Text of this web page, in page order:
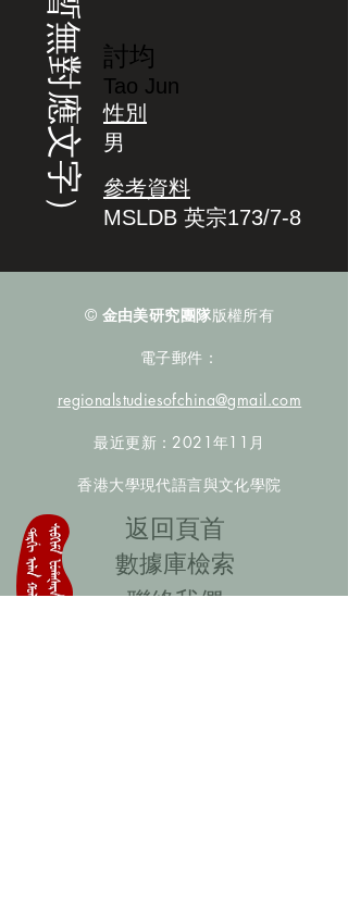
（暫無對應文字） 討均
Tao Jun
性別
男
參考資料
MSLDB 英宗173/7-8
© 金由美研究團隊版權所有
電子郵件：
regionalstudiesofchina@gmail.com
最近更新：2021年11月
香港大學現代語言與文化學院
​返回頁首
數據庫檢索
聯絡我們